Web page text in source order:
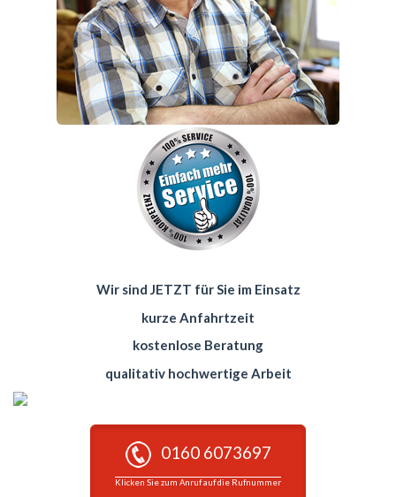
Wir sind JETZT für Sie im Einsatz
kurze Anfahrtzeit
kostenlose Beratung
qualitativ hochwertige Arbeit
0160 6073697
Klicken Sie zum Anruf auf die Rufnummer